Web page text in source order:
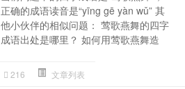
正确的成语读音是“yīng gē yàn wǔ” 其
他小伙伴的相似问题： 莺歌燕舞的四字
成语出处是哪里？ 如何用莺歌燕舞造
216 文章列表